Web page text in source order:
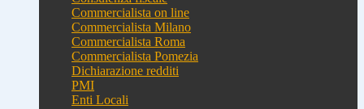
Commercialista on line
Commercialista Milano
Commercialista Roma
Commercialista Pomezia
Dichiarazione redditi
PMI
Enti Locali